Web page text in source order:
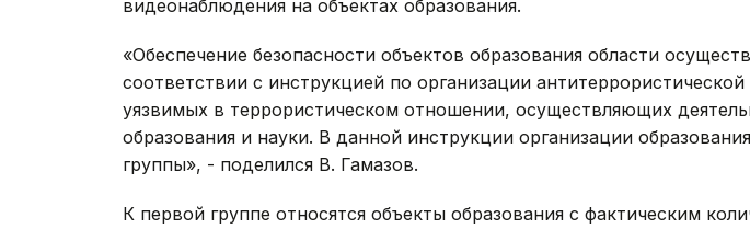
видеонаблюдения на объектах образования.
«Обеспечение безопасности объектов образования области
соответствии с инструкцией по организации
уязвимых в террористическом отношении, осуществляющих
образования и науки. В данной инструкции организации
группы», - поделился В. Гамазов.
К первой группе относятся объекты образования с фактическим